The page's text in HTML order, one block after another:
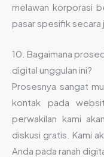
melawan korporasi
pasar spesifik secara
10. Bagaimana
digital unggulan ini?
Prosesnya sangat
kontak pada
perwakilan kami
diskusi gratis. Kami
Anda pada ranah